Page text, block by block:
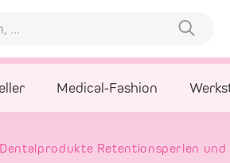
Medical-Fashion
Retentionsperlen